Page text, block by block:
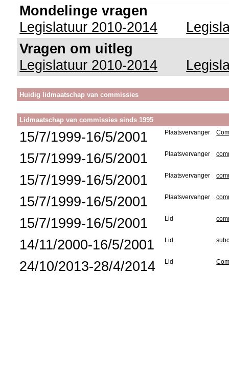
Mondelinge vragen
Legislatuur 2010-2014
Vragen om uitleg
Legislatuur 2010-2014
Huidig lidmaatschap van commissies
Lidmaatschap van commissies sinds 1995
15/7/1999-16/5/2001 Plaatsvervanger
15/7/1999-16/5/2001 Plaatsvervanger
15/7/1999-16/5/2001 Plaatsvervanger
15/7/1999-16/5/2001 Plaatsvervanger
15/7/1999-16/5/2001 Lid
14/11/2000-16/5/2001 Lid
24/10/2013-28/4/2014 Lid